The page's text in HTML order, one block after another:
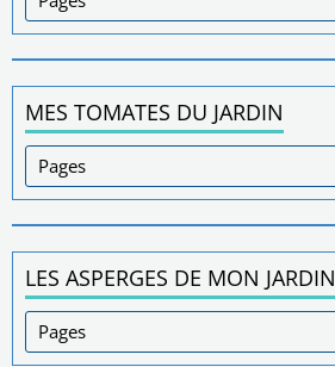
MES TOMATES DU JARDIN
LES ASPERGES DE MON JARDIN